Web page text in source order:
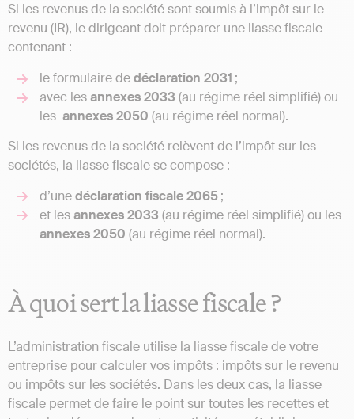
Si les revenus de la société sont soumis à l’impôt sur le
revenu (IR), le dirigeant doit préparer une liasse fiscale
contenant :
le formulaire dedéclaration 2031 ;
avec lesannexes 2033 (au régime réel simplifié) ou
les annexes 2050 (au régime réel normal).
Si les revenus de la société relèvent de l’impôt sur les
sociétés, la liasse fiscale se compose :
d’unedéclaration fiscale 2065;
et lesannexes 2033 (au régime réel simplifié) ou les
annexes 2050 (au régime réel normal).
À quoi sert la liasse fiscale ?
L’administration fiscale utilise la liasse fiscale de votre
entreprise pour calculer vos impôts : impôts sur le revenu
ou impôts sur les sociétés. Dans les deux cas, la liasse
fiscale permet de faire le point sur toutes les recettes et